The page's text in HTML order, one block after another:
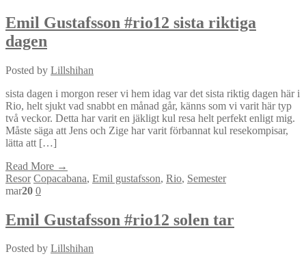
Emil Gustafsson #rio12 sista riktiga
dagen
Posted by Lillshihan
sista dagen i morgon reser vi hem idag var det sista riktig dagen här i
Rio, helt sjukt vad snabbt en månad går, känns som vi varit här typ
två veckor. Detta har varit en jäkligt kul resa helt perfekt enligt mig.
Måste säga att Jens och Zige har varit förbannat kul resekompisar,
lätta att […]
Read More →
Resor Copacabana, Emil gustafsson, Rio, Semester
mar20 0
Emil Gustafsson #rio12 solen tar
Posted by Lillshihan